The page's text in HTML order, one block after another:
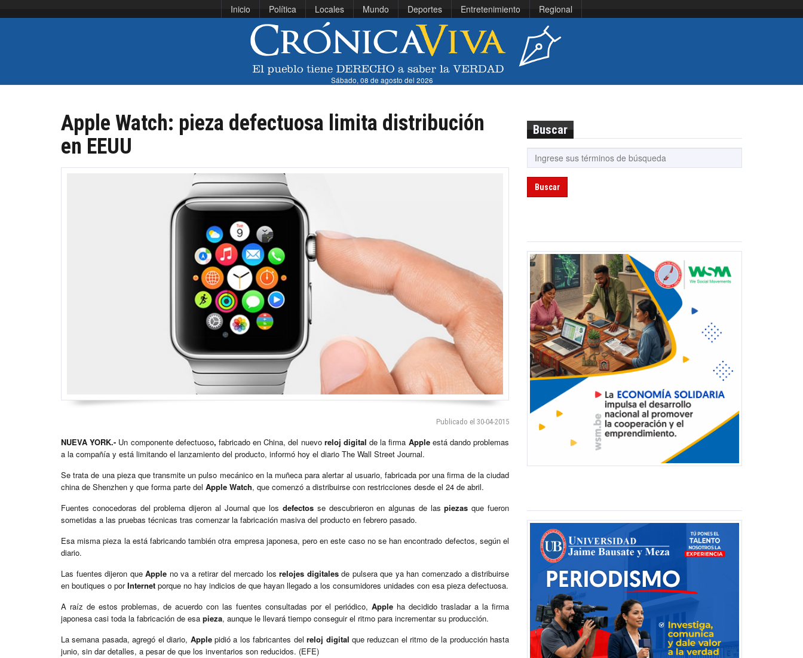
Inicio Política Locales Mundo Deportes Entretenimiento Regional
Sábado, 08 de agosto del 2026
Apple Watch: pieza defectuosa limita distribución
en EEUU
Publicado el 30-04-2015
NUEVA YORK.- Un componente defectuoso, fabricado en China, del nuevo reloj digital de la firma Appleestá dando problemas
a la compañía y está limitando el lanzamiento del producto, informó hoy el diario The Wall Street Journal.
Se trata de una pieza que transmite un pulso mecánico en la muñeca para alertar al usuario, fabricada por una firma de la ciudad
china de Shenzhen y que forma parte del Apple Watch, que comenzó a distribuirse con restricciones desde el 24 de abril.
Fuentes conocedoras del problema dijeron al Journal que los defectos se descubrieron en algunas de laspiezas que fueron
sometidas a las pruebas técnicas tras comenzar la fabricación masiva del producto en febrero pasado.
Esa misma pieza la está fabricando también otra empresa japonesa, pero en este caso no se han encontrado defectos, según el
diario.
Las fuentes dijeron queApple no va a retirar del mercado losrelojes digitalesde pulsera que ya han comenzado a distribuirse
en boutiques o porInternet porque no hay indicios de que hayan llegado a los consumidores unidades con esa pieza defectuosa.
A raíz de estos problemas, de acuerdo con las fuentes consultadas por el periódico, Apple ha decidido trasladar a la firma
japonesa casi toda la fabricación de esa pieza, aunque le llevará tiempo conseguir el ritmo para incrementar su producción.
La semana pasada, agregó el diario, Applepidió a los fabricantes delreloj digital que reduzcan el ritmo de la producción hasta
junio, sin dar detalles, a pesar de que los inventarios son reducidos. (EFE)
Buscar
Buscar